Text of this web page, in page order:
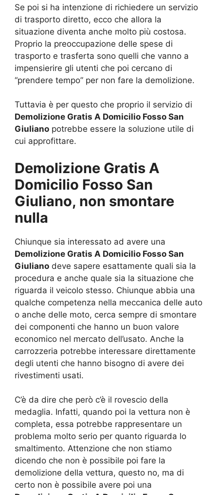
Se poi si ha intenzione di richiedere un servizio
di trasporto diretto, ecco che allora la
situazione diventa anche molto più costosa.
Proprio la preoccupazione delle spese di
trasporto e trasferta sono quelli che vanno a
impensierire gli utenti che poi cercano di
“prendere tempo” per non fare la demolizione.
Tuttavia è per questo che proprio il servizio di
Demolizione Gratis A Domicilio Fosso San
Giuliano potrebbe essere la soluzione utile di
cui approfittare.
Demolizione Gratis A
Domicilio Fosso San
Giuliano, non smontare
nulla
Chiunque sia interessato ad avere una
Demolizione Gratis A Domicilio Fosso San
Giuliano deve sapere esattamente quali sia la
procedura e anche quale sia la situazione che
riguarda il veicolo stesso. Chiunque abbia una
qualche competenza nella meccanica delle auto
o anche delle moto, cerca sempre di smontare
dei componenti che hanno un buon valore
economico nel mercato dell’usato. Anche la
carrozzeria potrebbe interessare direttamente
degli utenti che hanno bisogno di avere dei
rivestimenti usati.
C’è da dire che però c’è il rovescio della
medaglia. Infatti, quando poi la vettura non è
completa, essa potrebbe rappresentare un
problema molto serio per quanto riguarda lo
smaltimento. Attenzione che non stiamo
dicendo che non è possibile poi fare la
demolizione della vettura, questo no, ma di
certo non è possibile avere poi una